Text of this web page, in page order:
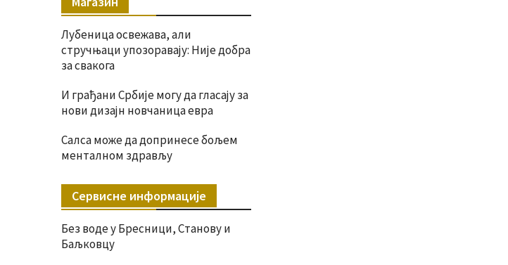
Лубеница освежава, али
стручњаци упозоравају: Није добра
за свакога
И грађани Србије могу да гласају за
нови дизајн новчаница евра
Салса може да допринесе бољем
менталном здрављу
Сервисне информације
Без воде у Бресници, Станову и
Баљковцу